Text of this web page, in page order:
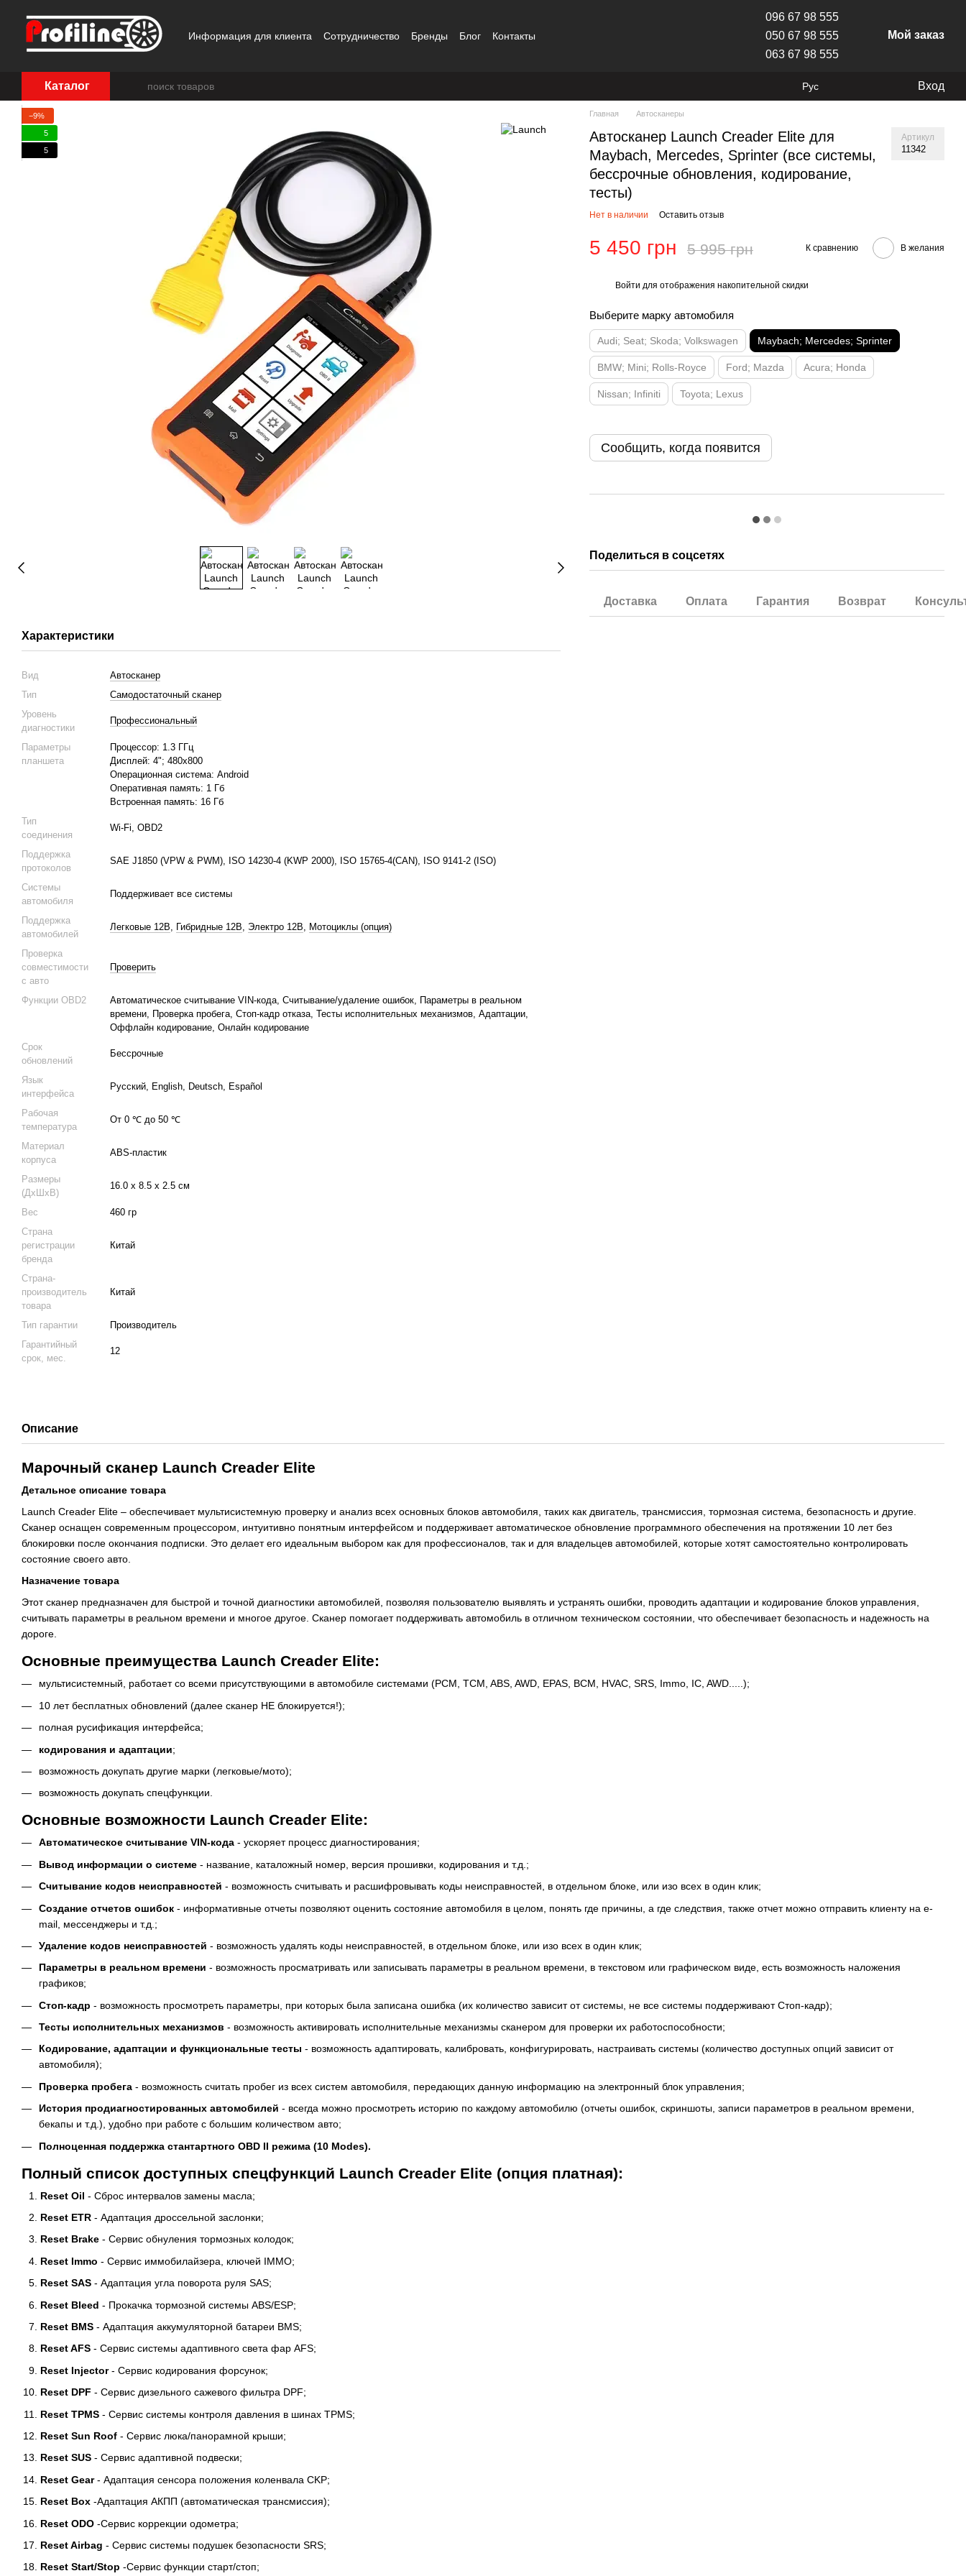
Информация для клиента Сотрудничество Бренды Блог
Контакты
096 67 98 555
050 67 98 555
063 67 98 555
Мой заказ
Каталог Рус Вход
−9%
5
5
Характеристики
Вид
Автосканер
Тип
Самодостаточный сканер
Уровень
диагностики
Профессиональный
Параметры
планшета
Процессор: 1.3 ГГц
Дисплей: 4"; 480х800
Операционная система: Android
Оперативная память: 1 Гб
Встроенная память: 16 Гб
Тип
соединения
Wi-Fi, OBD2
Поддержка
протоколов
SAE J1850 (VPW & PWM), ISO 14230-4 (KWP 2000), ISO 15765-4(CAN), ISO 9141-2 (ISO)
Системы
автомобиля
Поддерживает все системы
Поддержка
автомобилей
Легковые 12В, Гибридные 12В, Электро 12В, Мотоциклы (опция)
Проверка
совместимости
с авто
Проверить
Функции OBD2
Автоматическое считывание VIN-кода, Считывание/удаление ошибок, Параметры в реальном
времени, Проверка пробега, Стоп-кадр отказа, Тесты исполнительных механизмов, Адаптации,
Оффлайн кодирование, Онлайн кодирование
Срок
обновлений
Бессрочные
Язык
интерфейса
Русский, English, Deutsch, Español
Рабочая
температура
От 0 ℃ до 50 ℃
Материал
корпуса
ABS-пластик
Размеры
(ДхШхВ)
16.0 х 8.5 х 2.5 см
Вес
460 гр
Страна
регистрации
бренда
Китай
Страна-
производитель
товара
Китай
Тип гарантии
Производитель
Гарантийный
срок, мес.
12
Главная Автосканеры
Автосканер Launch Creader Elite для
Maybach, Mercedes, Sprinter (все системы,
бессрочные обновления, кодирование,
тесты)
Артикул
11342
Нет в наличии Оставить отзыв
5 450 грн 5 995 грн К сравнению В желания
Войти для отображения накопительной скидки
Выберите марку автомобиля
Audi; Seat; Skoda; Volkswagen Maybach; Mercedes; Sprinter
BMW; Mini; Rolls-Royce Ford; Mazda Acura; Honda
Nissan; Infiniti Toyota; Lexus
Сообщить, когда появится
Поделиться в соцсетях
Доставка Оплата Гарантия Возврат
Описание
Марочный сканер Launch Creader Elite
Детальное описание товара
Launch Creader Elite – обеспечивает мультисистемную проверку и анализ всех основных блоков автомобиля, таких как двигатель, трансмиссия, тормозная система, безопасность и другие.
Сканер оснащен современным процессором, интуитивно понятным интерфейсом и поддерживает автоматическое обновление программного обеспечения на протяжении 10 лет без
блокировки после окончания подписки. Это делает его идеальным выбором как для профессионалов, так и для владельцев автомобилей, которые хотят самостоятельно контролировать
состояние своего авто.
Назначение товара
Этот сканер предназначен для быстрой и точной диагностики автомобилей, позволяя пользователю выявлять и устранять ошибки, проводить адаптации и кодирование блоков управления,
считывать параметры в реальном времени и многое другое. Сканер помогает поддерживать автомобиль в отличном техническом состоянии, что обеспечивает безопасность и надежность на
дороге.
Основные преимущества Launch Creader Elite:
мультисистемный, работает со всеми присутствующими в автомобиле системами (PCM, TCM, ABS, AWD, EPAS, BCM, HVAC, SRS, Immo, IC, AWD.....);
10 лет бесплатных обновлений (далее сканер НЕ блокируется!);
полная русификация интерфейса;
кодирования и адаптации;
возможность докупать другие марки (легковые/мото);
возможность докупать спецфункции.
Основные возможности Launch Creader Elite:
Автоматическое считывание VIN-кода - ускоряет процесс диагностирования;
Вывод информации о системе - название, каталожный номер, версия прошивки, кодирования и т.д.;
Считывание кодов неисправностей - возможность считывать и расшифровывать коды неисправностей, в отдельном блоке, или изо всех в один клик;
Создание отчетов ошибок - информативные отчеты позволяют оценить состояние автомобиля в целом, понять где причины, а где следствия, также отчет можно отправить клиенту на e-
mail, мессенджеры и т.д.;
Удаление кодов неисправностей - возможность удалять коды неисправностей, в отдельном блоке, или изо всех в один клик;
Параметры в реальном времени - возможность просматривать или записывать параметры в реальном времени, в текстовом или графическом виде, есть возможность наложения
графиков;
Cтоп-кадр - возможность просмотреть параметры, при которых была записана ошибка (их количество зависит от системы, не все системы поддерживают Стоп-кадр);
Тесты исполнительных механизмов - возможность активировать исполнительные механизмы сканером для проверки их работоспособности;
Кодирование, адаптации и функциональные тесты - возможность адаптировать, калибровать, конфигурировать, настраивать системы (количество доступных опций зависит от
автомобиля);
Проверка пробега - возможность считать пробег из всех систем автомобиля, передающих данную информацию на электронный блок управления;
История продиагностированных автомобилей - всегда можно просмотреть историю по каждому автомобилю (отчеты ошибок, скриншоты, записи параметров в реальном времени,
бекапы и т.д.), удобно при работе с большим количеством авто;
Полноценная поддержка стантартного OBD II режима (10 Modes).
Полный список доступных спецфункций Launch Creader Elite (опция платная):
Reset Oil - Сброс интервалов замены масла;
Reset ETR - Адаптация дроссельной заслонки;
Reset Brake - Сервис обнуления тормозных колодок;
Reset Immo - Сервис иммобилайзера, ключей IMMO;
Reset SAS - Адаптация угла поворота руля SAS;
Reset Bleed - Прокачка тормозной системы ABS/ESP;
Reset BMS - Адаптация аккумуляторной батареи BMS;
Reset AFS - Сервис системы адаптивного света фар AFS;
Reset Injector- Сервис кодирования форсунок;
Reset DPF - Сервис дизельного сажевого фильтра DPF;
Reset TPMS - Сервис системы контроля давления в шинах TPMS;
Reset Sun Roof - Сервис люка/панорамной крыши;
Reset SUS - Сервис адаптивной подвески;
Reset Gear- Адаптация сенсора положения коленвала CKP;
Reset Box -Адаптация АКПП (автоматическая трансмиссия);
Reset ODO -Сервис коррекции одометра;
Reset Airbag - Сервис системы подушек безопасности SRS;
Reset Start/Stop -Сервис функции старт/стоп;